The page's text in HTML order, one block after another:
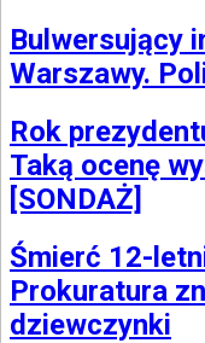
Bulwersujący
Warszawy.
Rok
Taką ocenę
[SONDAŻ]
Śmierć 12-
Prokuratura
dziewczynki